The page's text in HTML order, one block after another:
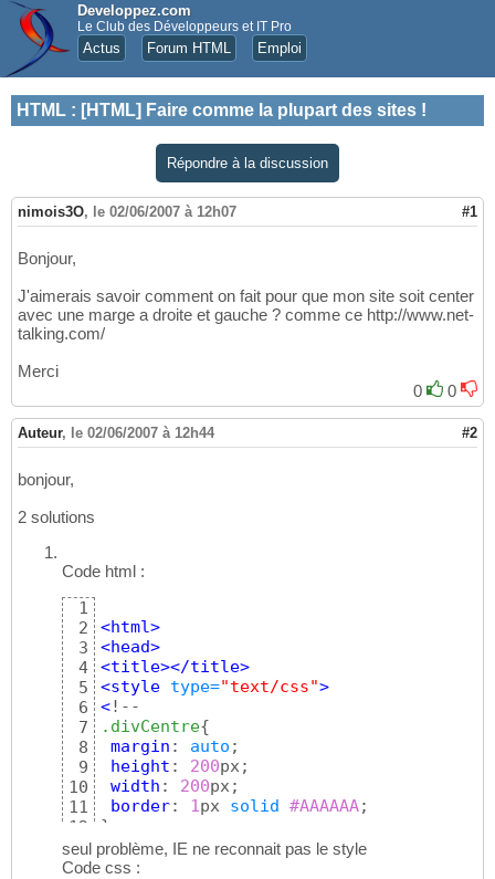
Developpez.com
Le Club des Développeurs et IT Pro
Actus Forum HTML Emploi
HTML : [HTML] Faire comme la plupart des sites !
Répondre à la discussion
nimois3O, le 02/06/2007 à 12h07 #1
Bonjour,
J'aimerais savoir comment on fait pour que mon site soit center
avec une marge a droite et gauche ? comme ce http://www.net-
talking.com/
Merci
0
0
Auteur, le 02/06/2007 à 12h44 #2
bonjour,
2 solutions
Code html :
1
2
3
4
5
6
7
8
9
10
11
12
13
14
<html>
<head>
<title></title>
<style type="text/css">
<
.divCentre{
margin : auto ;
height : 200px;
width : 200px;
border: 1px solid #AAAAAA
}
//--
seul problème, IE ne reconnait pas le style
Code css :